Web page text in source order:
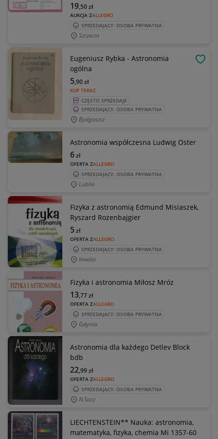
AUKCJA ZALLEGRO
19,50zł
SPRZEDAJĄCY: OSOBA PRYWATNA
Szczecin
Eugeniusz Rybka - Astronomia
ogólna
KUP TERAZ
5,90zł
CZĘSTO SPRZEDAJE
SPRZEDAJĄCY: OSOBA PRYWATNA
Bydgoszcz
Astronomia współczesna Ludwig Oster
OFERTA ZALLEGRO
6zł
SPRZEDAJĄCY: OSOBA PRYWATNA
Lublin
Fizyka z astronomią Edmund Misiaszek,
Ryszard Rozenbajgier
OFERTA ZALLEGRO
5zł
SPRZEDAJĄCY: OSOBA PRYWATNA
Imielin
Fizyka i astronomia Miłosz Mróz
OFERTA ZALLEGRO
13,77zł
SPRZEDAJĄCY: OSOBA PRYWATNA
Gdynia
Astronomia dla każdego Detlev Block
bdb
OFERTA ZALLEGRO
22,99zł
SPRZEDAJĄCY: OSOBA PRYWATNA
N.sacz
LIECHTENSTEIN** Nauka: astronomia,
matematyka, fizyka, chemia Mi 1357-60